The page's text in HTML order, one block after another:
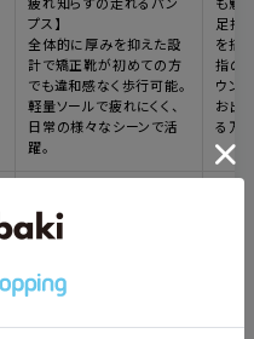
疲れ知らずの走れるパン
プス】
全体的に厚みを抑えた設
計で矯正靴が初めての方
でも違和感なく歩行可能。
軽量ソールで疲れにくく、
日常の様々なシーンで活
躍。
も魅
足指
を搭
指の
ウン
お出
る万
・お仕事など様々なシーン
で利用したい方